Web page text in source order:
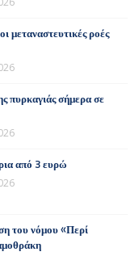
μεταναστευτικές ροές
πυρκαγιάς σήμερα σε
από 3 ευρώ
του νόμου «Περί